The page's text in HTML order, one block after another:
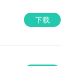
下载